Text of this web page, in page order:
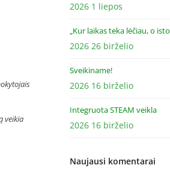
veikia
2026 1 liepos
„Kur laikas teka lėčiau, o
2026 26 birželio
Sveikiname!
2026 16 birželio
Integruota STEAM veikla
2026 16 birželio
Naujausi komentarai